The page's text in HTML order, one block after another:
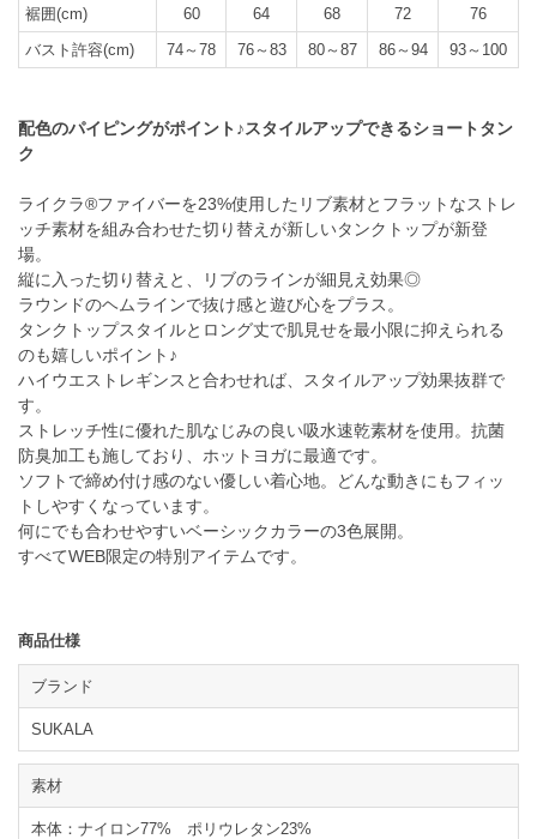
裾囲(cm)
60 64 68 72
76
バスト許容(cm)
74～78 76～83 80～87 86～94 93～100
配色のパイピングがポイント♪スタイルアップできるショートタン
ク
ライクラ®ファイバーを23%使用したリブ素材とフラットなストレ
ッチ素材を組み合わせた切り替えが新しいタンクトップが新登
場。
縦に入った切り替えと、リブのラインが細見え効果◎
ラウンドのヘムラインで抜け感と遊び心をプラス。
タンクトップスタイルとロング丈で肌見せを最小限に抑えられる
のも嬉しいポイント♪
ハイウエストレギンスと合わせれば、スタイルアップ効果抜群で
す。
ストレッチ性に優れた肌なじみの良い吸水速乾素材を使用。抗菌
防臭加工も施しており、ホットヨガに最適です。
ソフトで締め付け感のない優しい着心地。どんな動きにもフィッ
トしやすくなっています。
何にでも合わせやすいベーシックカラーの3色展開。
すべてWEB限定の特別アイテムです。
商品仕様
ブランド
SUKALA
素材
本体：ナイロン77% ポリウレタン23%